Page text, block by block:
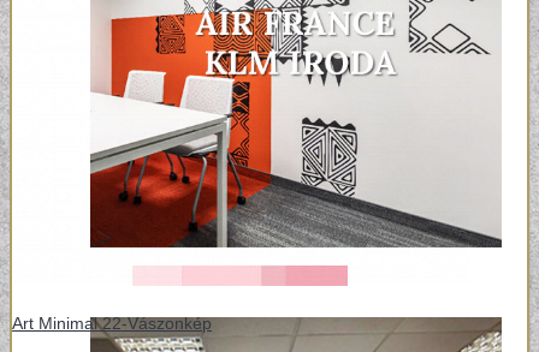
Art Minimal 22-Vászonkép